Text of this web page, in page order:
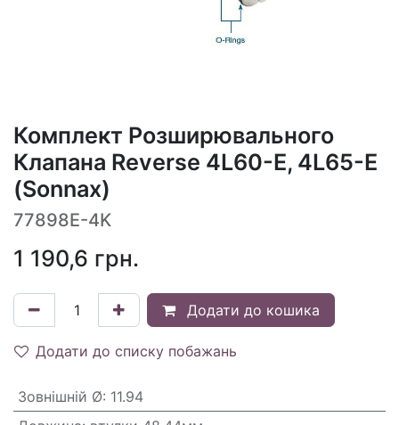
Комплект Розширювального
Клапана Reverse 4L60-E, 4L65-E
(Sonnax)
77898E-4K
1 190,6 грн.
Додати до кошика
Додати до списку побажань
Зовнішній Ø: 11.94